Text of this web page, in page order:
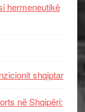
hermeneutikë
shqiptar
në Shqipëri: